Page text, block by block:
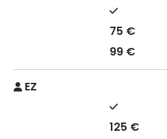
75 €
99 €
EZ
125 €